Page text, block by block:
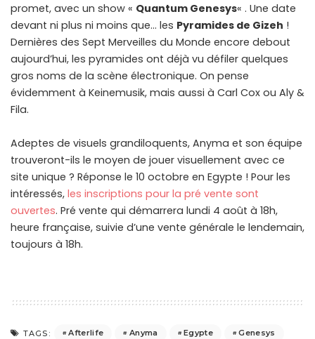
promet, avec un show « Quantum Genesys« . Une date
devant ni plus ni moins que… les Pyramides de Gizeh !
Dernières des Sept Merveilles du Monde encore debout
aujourd’hui, les pyramides ont déjà vu défiler quelques
gros noms de la scène électronique. On pense
évidemment à Keinemusik, mais aussi à Carl Cox ou Aly &
Fila.
Adeptes de visuels grandiloquents, Anyma et son équipe
trouveront-ils le moyen de jouer visuellement avec ce
site unique ? Réponse le 10 octobre en Egypte ! Pour les
intéressés, les inscriptions pour la pré vente sont
ouvertes. Pré vente qui démarrera lundi 4 août à 18h,
heure française, suivie d’une vente générale le lendemain,
toujours à 18h.
TAGS: Afterlife Anyma Egypte
Genesys